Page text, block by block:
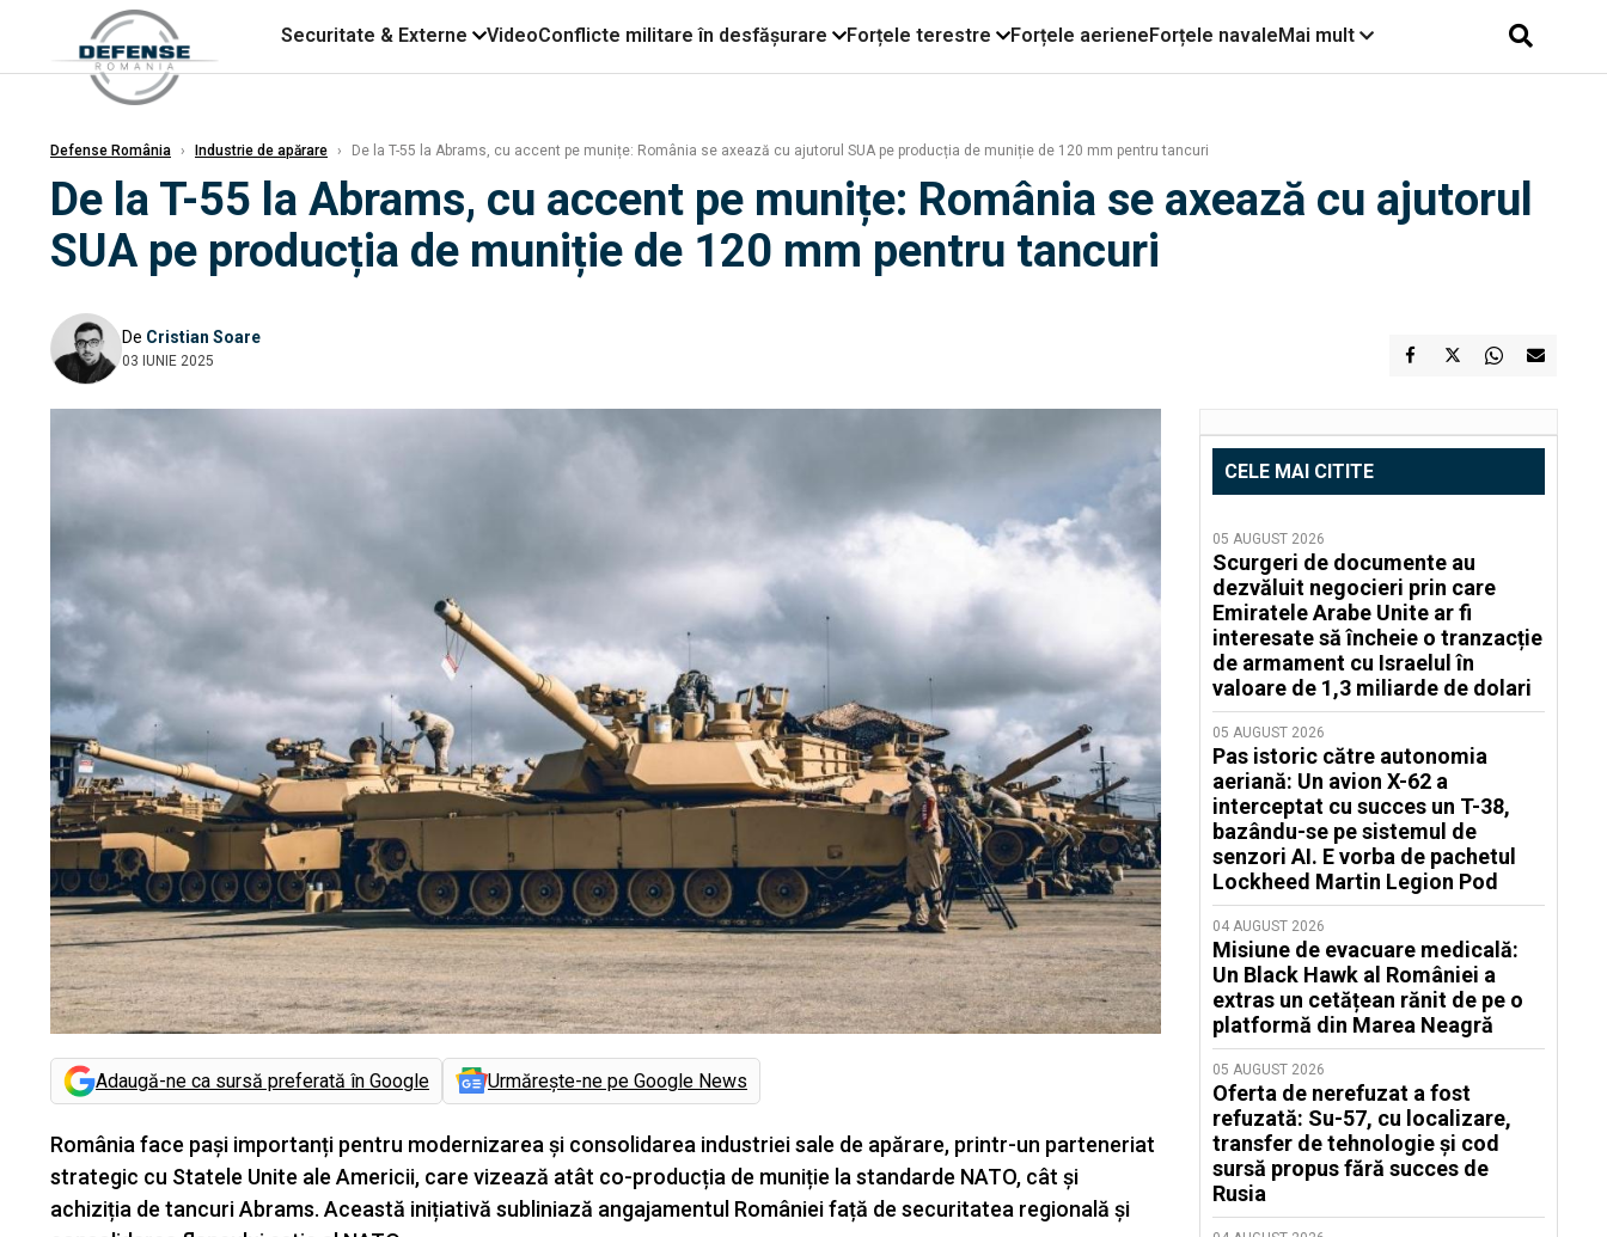
Securitate & Externe VideoConflicte militare în desfășurare Forțele terestre Forțele aerieneForțele navaleMai mult
Defense România › Industrie de apărare › De la T-55 la Abrams, cu accent pe munițe: România se axează cu ajutorul SUA pe producția de muniție de 120 mm pentru tancuri
De la T-55 la Abrams, cu accent pe munițe: România se axează cu ajutorul
SUA pe producția de muniție de 120 mm pentru tancuri
De Cristian Soare
03 IUNIE 2025
Adaugă-ne ca sursă preferată în Google Urmărește-ne pe Google News
România face pași importanți pentru modernizarea și consolidarea industriei sale de apărare, printr-un parteneriat
strategic cu Statele Unite ale Americii, care vizează atât co-producția de muniție la standarde NATO, cât și
achiziția de tancuri Abrams. Această inițiativă subliniază angajamentul României față de securitatea regională și
CELE MAI CITITE
05 AUGUST 2026
Scurgeri de documente au
dezvăluit negocieri prin care
Emiratele Arabe Unite ar fi
interesate să încheie o tranzacție
de armament cu Israelul în
valoare de 1,3 miliarde de dolari
05 AUGUST 2026
Pas istoric către autonomia
aeriană: Un avion X-62 a
interceptat cu succes un T-38,
bazându-se pe sistemul de
senzori AI. E vorba de pachetul
Lockheed Martin Legion Pod
04 AUGUST 2026
Misiune de evacuare medicală:
Un Black Hawk al României a
extras un cetățean rănit de pe o
platformă din Marea Neagră
05 AUGUST 2026
Oferta de nerefuzat a fost
refuzată: Su-57, cu localizare,
transfer de tehnologie și cod
sursă propus fără succes de
Rusia